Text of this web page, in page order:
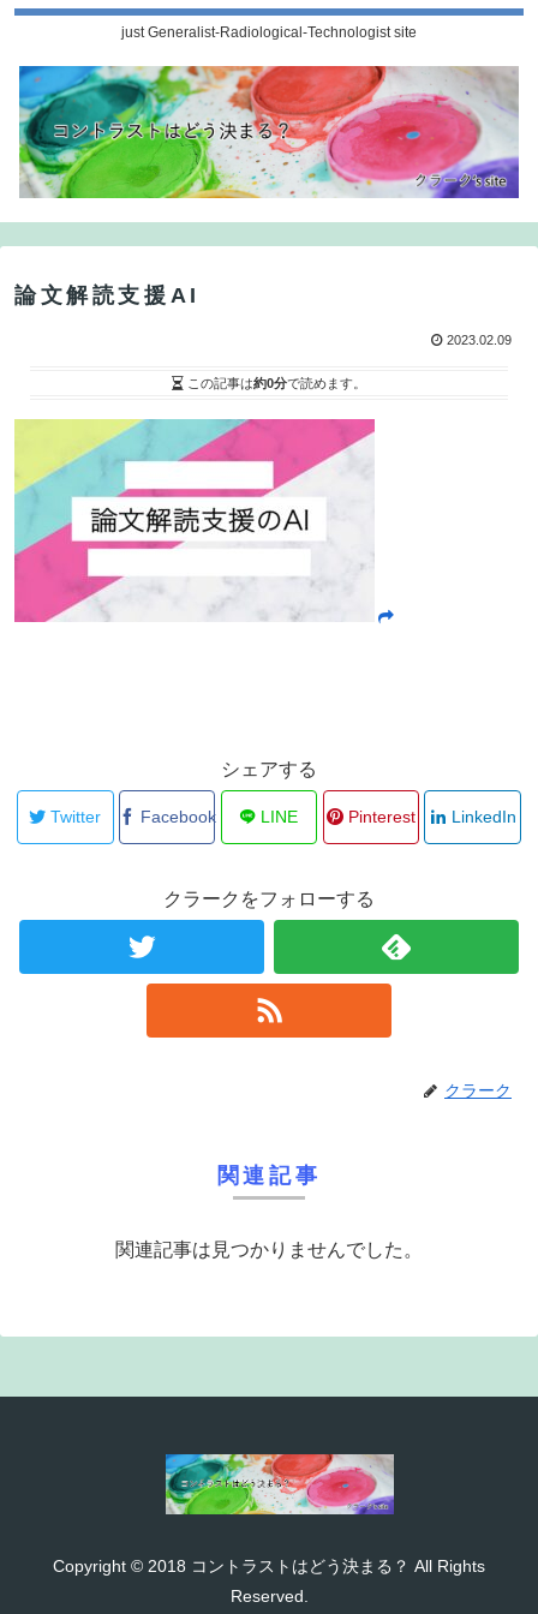
just Generalist-Radiological-Technologist site
論文解読支援AI
2023.02.09
この記事は約0分で読めます。
シェアする
Twitter Facebook LINE Pinterest LinkedIn
クラークをフォローする
クラーク
関連記事
関連記事は見つかりませんでした。
Copyright © 2018 コントラストはどう決まる？ All Rights
Reserved.